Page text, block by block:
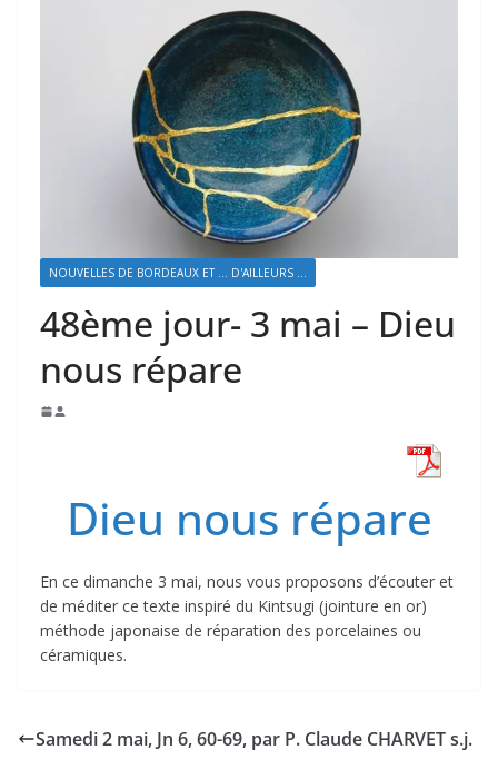
NOUVELLES DE BORDEAUX ET ... D'AILLEURS ...
48ème jour- 3 mai – Dieu
nous répare
Dieu nous répare
En ce dimanche 3 mai, nous vous proposons d’écouter et
de méditer ce texte inspiré du Kintsugi (jointure en or)
méthode japonaise de réparation des porcelaines ou
céramiques.
Samedi 2 mai, Jn 6, 60-69, par P. Claude CHARVET s.j.